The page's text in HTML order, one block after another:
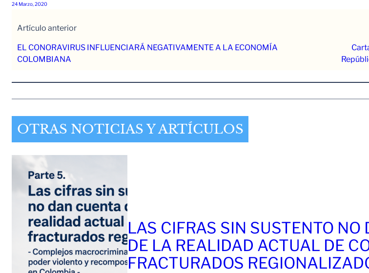
24 Marzo, 2020
Artículo anterior
EL CONORAVIRUS INFLUENCIARÁ NEGATIVAMENTE A LA ECONOMÍA
COLOMBIANA
OTRAS NOTICIAS Y ARTÍCULOS
LAS CIFRAS SIN SUSTENTO NO
DE LA REALIDAD ACTUAL DE
FRACTURADOS